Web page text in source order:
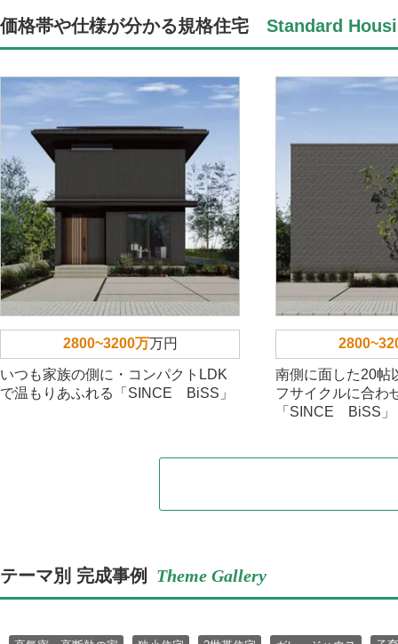
価格帯や仕様が分かる規格住宅 Standard
2800~3200万万円
いつも家族の側に・コンパクトLDK
で温もりあふれる「SINCE BiSS」
南側に面した20帖
フサイクルに合わ
「SINCE BiSS」
テーマ別 完成事例 Theme Gallery